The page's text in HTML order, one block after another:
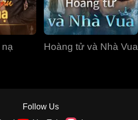
Hoàng tử và Nhà Vua
Follow Us